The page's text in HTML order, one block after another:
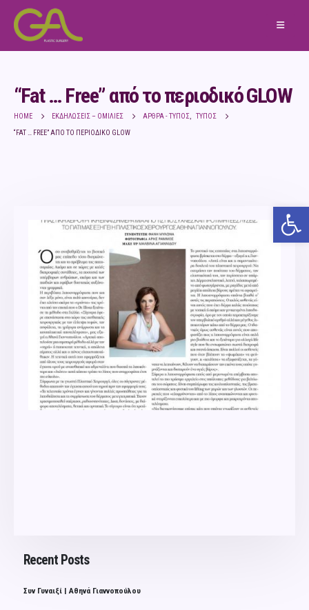
“Fat … Free” από το περιoδικό GLOW
HOME ΕΚΔΗΛΏΣΕΙΣ – ΟΜΙΛΊΕΣ ΆΡΘΡΑ - ΤΎΠΟΣ, ΤΎΠΟΣ
“FAT … FREE” ΑΠΌ ΤΟ ΠΕΡΙOΔΙΚΌ GLOW
Recent Posts
Συν Γυναιξί | Αθηνά Γιαννοπούλου